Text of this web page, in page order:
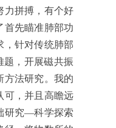
力拼搏，有个好
首先瞄准肺部功
，针对传统肺部
题，开展磁共振
方法研究。我的
可，并且高瞻远
研究—科学探索